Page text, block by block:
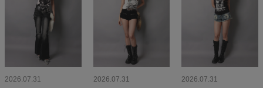
2026.07.31
2026.07.31
2026.07.31